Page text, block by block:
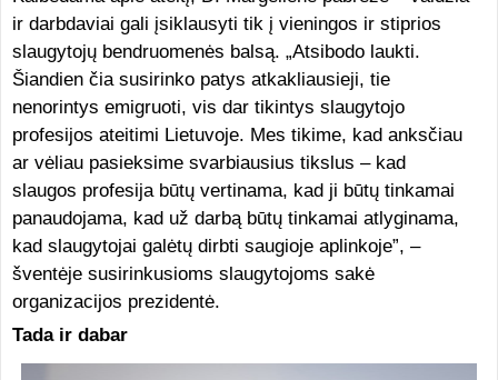
ir darbdaviai gali įsiklausyti tik į vieningos ir stiprios
slaugytojų bendruomenės balsą. „Atsibodo laukti.
Šiandien čia susirinko patys atkakliausieji, tie
nenorintys emigruoti, vis dar tikintys slaugytojo
profesijos ateitimi Lietuvoje. Mes tikime, kad anksčiau
ar vėliau pasieksime svarbiausius tikslus – kad
slaugos profesija būtų vertinama, kad ji būtų tinkamai
panaudojama, kad už darbą būtų tinkamai atlyginama,
kad slaugytojai galėtų dirbti saugioje aplinkoje”, –
šventėje susirinkusioms slaugytojoms sakė
organizacijos prezidentė.
Tada ir dabar